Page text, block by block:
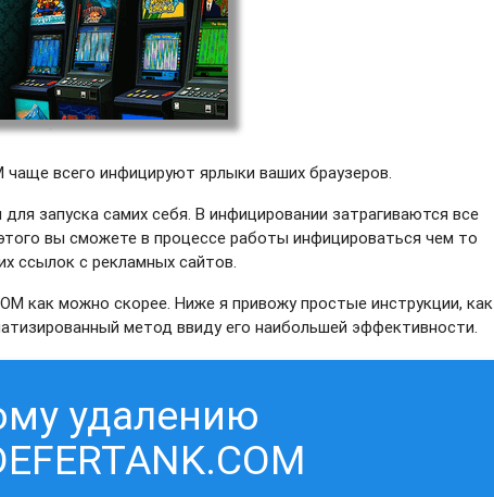
чаще всего инфицируют ярлыки ваших браузеров.
запуска самих себя. В инфицировании затрагиваются все
вы сможете в процессе работы инфицироваться чем то
ссылок с рекламных сайтов.
как можно скорее. Ниже я привожу простые инструкции, как
метод ввиду его наибольшей эффективности.
удалению